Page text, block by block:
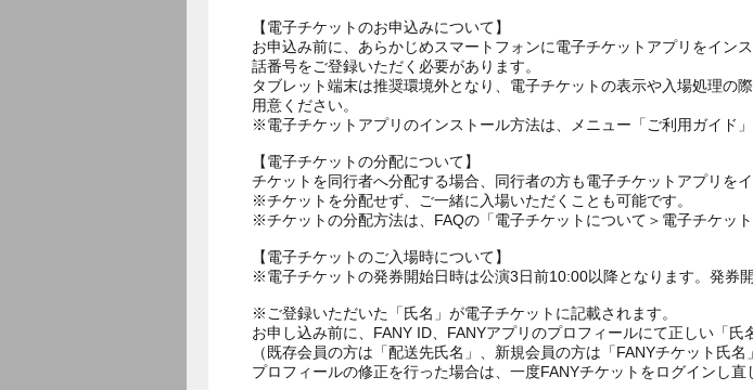
【電子チケットのお申込みについて】
お申込み前に、あらかじめスマートフォンに電子チケットアプリをイン
話番号をご登録いただく必要があります。
タブレット端末は推奨環境外となり、電子チケットの表示や入場処理
用意ください。
※電子チケットアプリのインストール方法は、メニュー「ご利用ガイド」
【電子チケットの分配について】
チケットを同行者へ分配する場合、同行者の方も電子チケットアプリを
※チケットを分配せず、ご一緒に入場いただくことも可能です。
※チケットの分配方法は、FAQの「電子チケットについて＞電子チケッ
【電子チケットのご入場時について】
※電子チケットの発券開始日時は公演3日前10:00以降となります。発券
※ご登録いただいた「氏名」が電子チケットに記載されます。
お申し込み前に、FANY ID、FANYアプリのプロフィールにて正しい「
（既存会員の方は「配送先氏名」、新規会員の方は「FANYチケット氏名
プロフィールの修正を行った場合は、一度FANYチケットをログインし